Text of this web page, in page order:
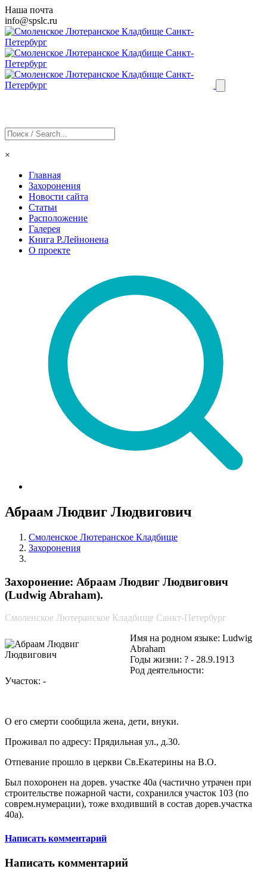
Наша почта
info@spslc.ru
×
Главная
Захоронения
Новости сайта
Статьи
Расположение
Галерея
Книга Р.Лейнонена
О проекте
Абраам Людвиг Людвигович
Смоленское Лютеранское Кладбище
Захоронения
Захоронение: Абраам Людвиг Людвигович
(Ludwig Abraham).
Смоленское Лютеранское Кладбище Санкт-Петербург
Имя на родном языке: Ludwig
Abraham
Годы жизни: ? - 28.9.1913
Род деятельности:
Участок: -
О его смерти сообщила жена, дети, внуки.
Проживал по адресу: Прядильная ул., д.30.
Отпевание прошло в церкви Св.Екатерины на В.О.
Был похоронен на дорев. участке 40а (частично утрачен при
строительстве пожарной части, сохранился участок 103 (по
соврем.нумерации), тоже входивший в состав дорев.участка
40а).
Написать комментарий
Написать комментарий